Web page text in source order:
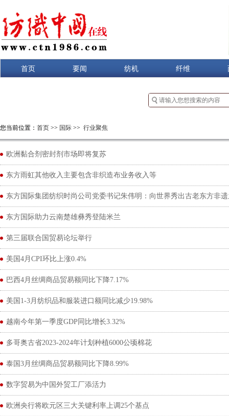
首页 要闻 纺机 纤维
您当前位置： 首页 >> 国际 >> 行业聚焦
欧洲黏合剂密封剂市场即将复苏
东方雨虹其他收入主要包含非织造布业务收入等
东方国际集团纺织时尚公司党委书记朱伟明：向世界秀出古老东方非
东方国际助力云南楚雄彝秀登陆米兰
第三届联合国贸易论坛举行
美国4月CPI环比上涨0.4%
巴西4月丝绸商品贸易额同比下降7.17%
美国1-3月纺织品和服装进口额同比减少19.98%
越南今年第一季度GDP同比增长3.32%
多哥奥古省2023-2024年计划种植6000公顷棉花
泰国3月丝绸商品贸易额同比下降8.99%
数字贸易为中国外贸工厂添活力
欧洲央行将欧元区三大关键利率上调25个基点